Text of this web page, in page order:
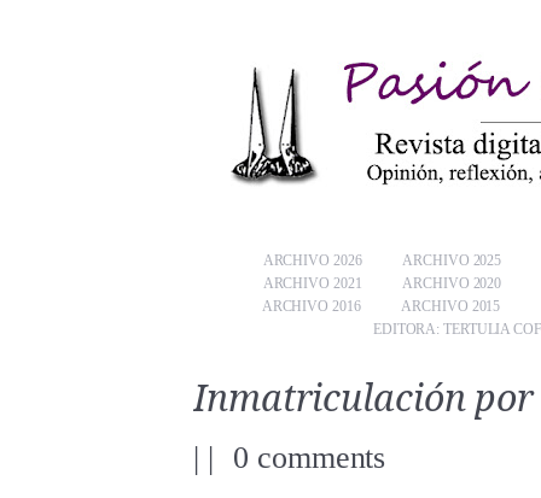
ARCHIVO 2026
ARCHIVO 2025
ARCHIVO 2021
ARCHIVO 2020
ARCHIVO 2016
ARCHIVO 2015
EDITORA: TERTULIA
Inmatriculación
| | 0 comments